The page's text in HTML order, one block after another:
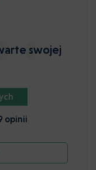
swojej
opinii